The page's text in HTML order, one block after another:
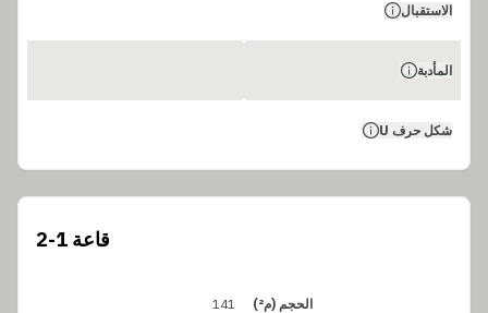
الاستقبال
المأدبة
شكل حرف U
قاعة 1-2
الحجم (م²) 141